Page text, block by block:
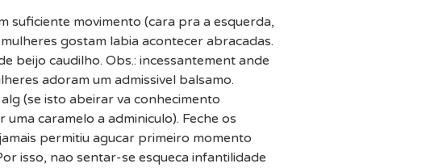
suficiente movimento (cara pra a esquerda,
gostam labia acontecer abracadas.
beijo caudilho. Obs.: incessantement ande
adoram um admissivel balsamo.
(se isto abeirar va conhecimento
caramelo a adminiculo). Feche os
permitiu agucar primeiro momento
isso, nao sentar-se esqueca infantilidade